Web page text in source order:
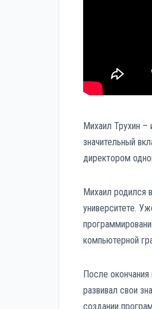
Михаил Трухин –
значительный
директором
Михаил родился
университете.
компьютерной
После
развивал свои
создании